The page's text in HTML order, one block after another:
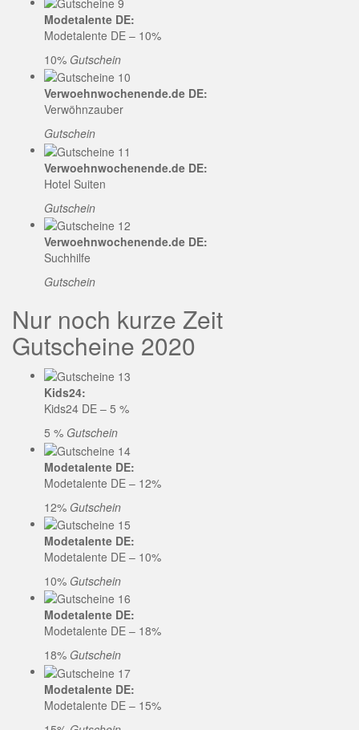
Modetalente DE:
Modetalente DE – 10%
10% Gutschein
Verwoehnwochenende.de DE:
Verwöhnzauber
Gutschein
Verwoehnwochenende.de DE:
Hotel Suiten
Gutschein
Verwoehnwochenende.de DE:
Suchhilfe
Gutschein
Nur noch kurze Zeit
Gutscheine 2020
Kids24:
Kids24 DE – 5 %
5 % Gutschein
Modetalente DE:
Modetalente DE – 12%
12% Gutschein
Modetalente DE:
Modetalente DE – 10%
10% Gutschein
Modetalente DE:
Modetalente DE – 18%
18% Gutschein
Modetalente DE:
Modetalente DE – 15%